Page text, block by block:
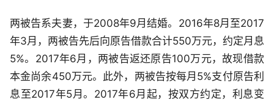
两被告系夫妻，于2008年9月结婚。2016年8月至2017
年3月，两被告先后向原告借款合计550万元，约定月息
5%。2017年6月，两被告返还原告100万元，故现借款
本金尚余450万元。此外，两被告按每月5%支付原告利
息至2017年5月。2017年6月起，按双方约定，利息变